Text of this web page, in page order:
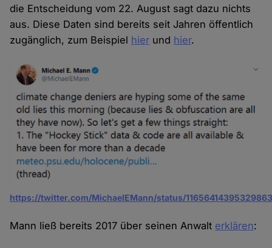
die Entscheidung vom 22. August sagt dazu nichts
aus. Diese Daten sind bereits seit Jahren öffentlich
zugänglich, zum Beispiel hier und hier.
https://twitter.com/MichaelEMann/status/
Mann ließ bereits 2017 über seinen Anwalt erklären: